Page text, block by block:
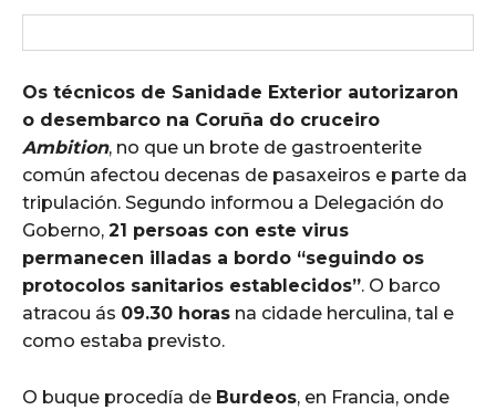
Os técnicos de Sanidade Exterior autorizaron
o desembarco na Coruña do cruceiro
Ambition, no que un brote de gastroenterite
común afectou decenas de pasaxeiros e parte da
tripulación. Segundo informou a Delegación do
Goberno, 21 persoas con este virus
permanecen illadas a bordo “seguindo os
protocolos sanitarios establecidos”. O barco
atracou ás 09.30 horas na cidade herculina, tal e
como estaba previsto.
O buque procedía de Burdeos, en Francia, onde